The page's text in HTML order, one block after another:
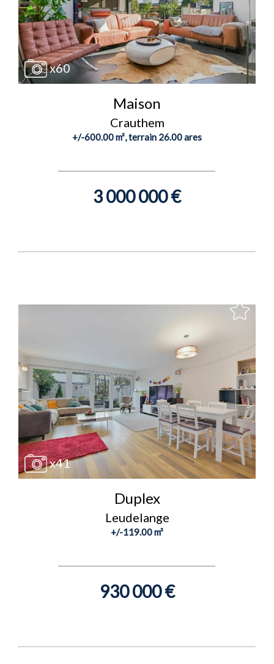
x60
Maison
Crauthem
+/-600.00 m², terrain 26.00 ares
3 000 000 €
x41
Duplex
Leudelange
+/-119.00 m²
930 000 €